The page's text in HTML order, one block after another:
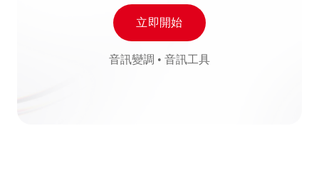
立即開始
音訊變調 • 音訊工具